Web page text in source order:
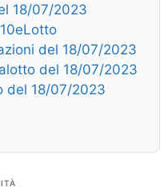
18/07/2023
del 18/07/2023
del 18/07/2023
del 18/07/2023